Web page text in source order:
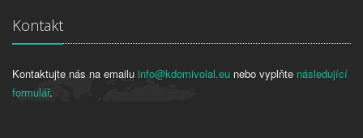
Kontakt
Kontaktujte nás na emailu info@kdomivolal.eu nebo vyplňte následující
formulář.